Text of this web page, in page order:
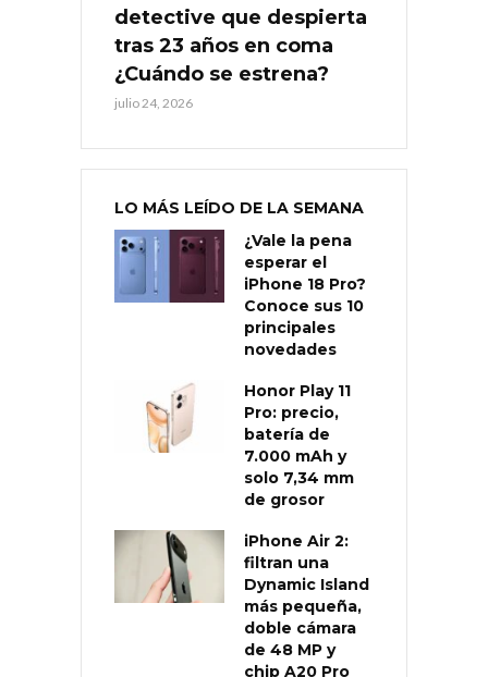
detective que despierta
tras 23 años en coma
¿Cuándo se estrena?
julio 24, 2026
LO MÁS LEÍDO DE LA SEMANA
¿Vale la pena
esperar el
iPhone 18 Pro?
Conoce sus 10
principales
novedades
Honor Play 11
Pro: precio,
batería de
7.000 mAh y
solo 7,34 mm
de grosor
iPhone Air 2:
filtran una
Dynamic Island
más pequeña,
doble cámara
de 48 MP y
chip A20 Pro